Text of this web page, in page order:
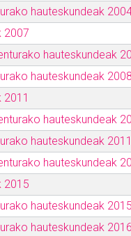
hauteskundeak
2007
hauteskundeak
hauteskundeak 2008
2011
hauteskundeak
hauteskundeak 2011
hauteskundeak
2015
hauteskundeak 2015
hauteskundeak 2016